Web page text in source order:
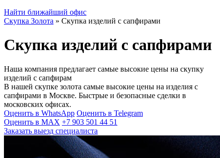
Найти ближайший офис
Скупка Золота » Скупка изделий с сапфирами
Скупка изделий с сапфирами
Наша компания предлагает самые высокие цены на скупку
изделий с сапфирам
В нашей скупке золота самые высокие цены на изделия с
сапфирами в Москве. Быстрые и безопасные сделки в
московских офисах.
Оценить в WhatsApp Оценить в Telegram
Оценить в MAX +7 903 501 44 51
Заказать выезд специалиста